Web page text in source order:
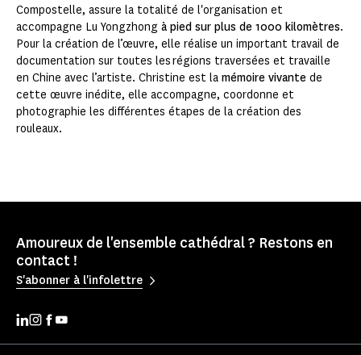
Compostelle, assure la totalité de l'organisation et
accompagne Lu Yongzhong à pied sur plus de 1000 kilomètres.
Pour la création de l’œuvre, elle réalise un important travail de
documentation sur toutes les régions traversées et travaille
en Chine avec l’artiste. Christine est la mémoire vivante de
cette œuvre inédite, elle accompagne, coordonne et
photographie les différentes étapes de la création des
rouleaux.
Amoureux de l'ensemble cathédral ? Restons en
contact !
S'abonner à l'infolettre